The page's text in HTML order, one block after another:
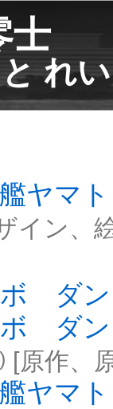
士
れ
ヤマト
イン、
ダン
ダン
[原作、
ヤマト